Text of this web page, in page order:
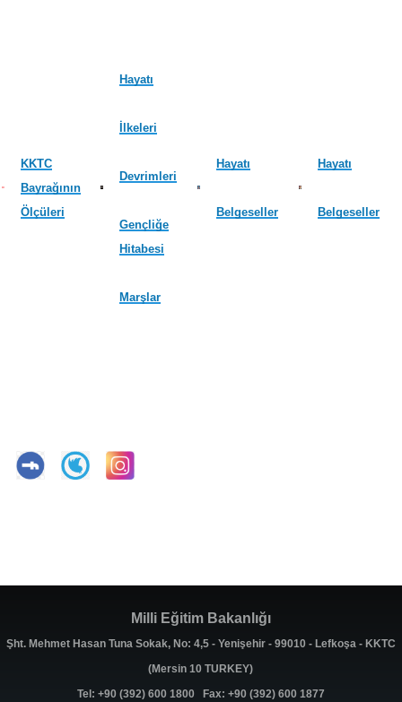
KKTC
Bayrağının
Ölçüleri
Hayatı
İlkeleri
Devrimleri
Gençliğe
Hitabesi
Marşlar
Hayatı
Belgeseller
Hayatı
Belgeseller
Milli Eğitim Bakanlığı
Şht. Mehmet Hasan Tuna Sokak, No: 4,5 - Yenişehir - 99010 - Lefkoşa - KKTC
(Mersin 10 TURKEY)
Tel: +90 (392) 600 1800 Fax: +90 (392) 600 1877